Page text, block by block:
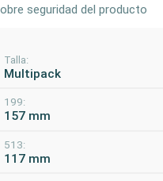
seguridad del producto
Talla:
Multipack
199:
157 mm
513:
117 mm